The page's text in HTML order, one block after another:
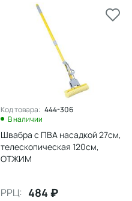
Код товара: 444-306
В наличии
Швабра с ПВА насадкой 27см,
телескопическая 120см,
ОТЖИМ
РРЦ: 484 ₽